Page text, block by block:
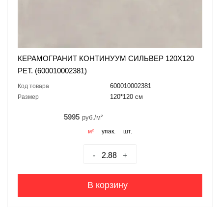
КЕРАМОГРАНИТ КОНТИНУУМ СИЛЬВЕР 120X120
РЕТ. (600010002381)
Код товара 600010002381
Размер 120*120 см
5995 руб./м²
м² упак. шт.
- +
В корзину